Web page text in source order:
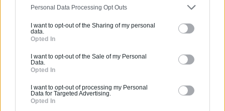
Personal Data Processing Opt Outs
I want to opt-out of the Sharing of my personal
data.
Opted In
I want to opt-out of the Sale of my Personal
Data.
Opted In
I want to opt-out of processing my Personal
Data for Targeted Advertising.
Opted In
Labels et certifications :
Partenaire